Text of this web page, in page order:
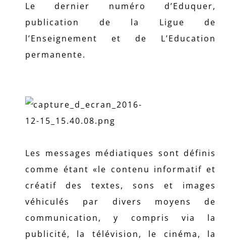
Le dernier numéro d’Eduquer,
publication de la Ligue de
l’Enseignement et de L’Education
permanente.
Les messages médiatiques sont définis
comme étant «le contenu informatif et
créatif des textes, sons et images
véhiculés par divers moyens de
communication, y compris via la
publicité, la télévision, le cinéma, la